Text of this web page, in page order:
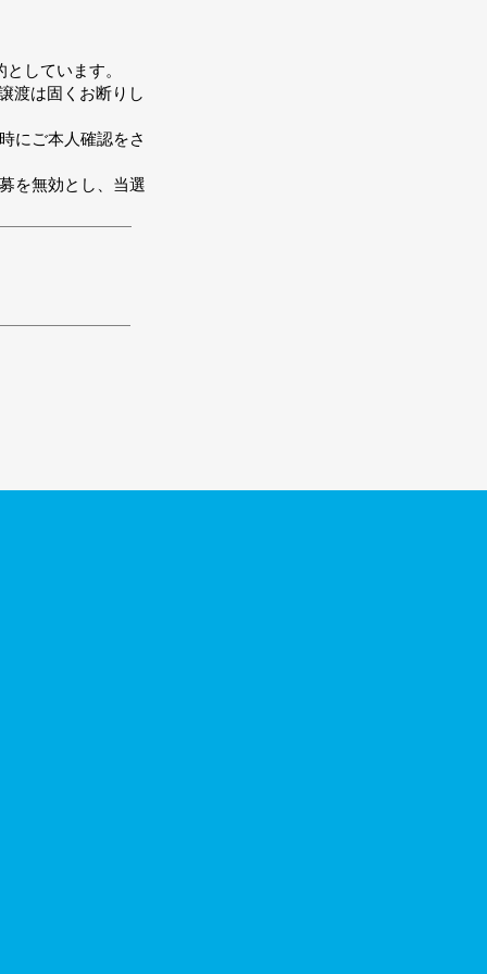
しています。
渡は固くお断りし
にご本人確認をさ
を無効とし、当選